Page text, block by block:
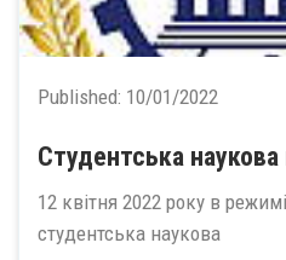
Published: 10/01/2022
Студентська
12 квітня 2022 року в
студентська наукова